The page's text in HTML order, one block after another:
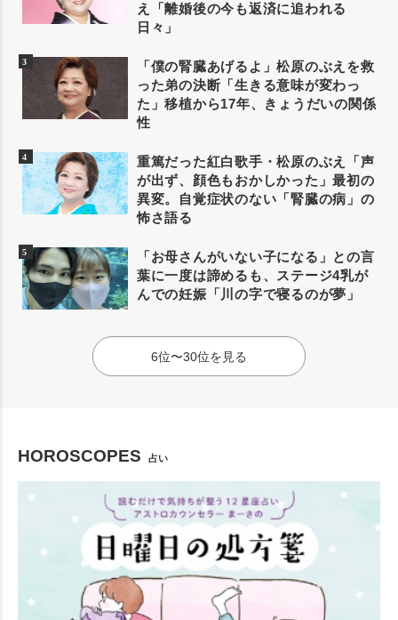
え「離婚後の今も返済に追われる
日々」
「僕の腎臓あげるよ」松原のぶえを救
った弟の決断「生きる意味が変わっ
た」移植から17年、きょうだいの関係
性
重篤だった紅白歌手・松原のぶえ「声
が出ず、顔色もおかしかった」最初の
異変。自覚症状のない「腎臓の病」の
怖さ語る
「お母さんがいない子になる」との言
葉に一度は諦めるも、ステージ4乳が
んでの妊娠「川の字で寝るのが夢」
6位〜30位を見る
HOROSCOPES 占い